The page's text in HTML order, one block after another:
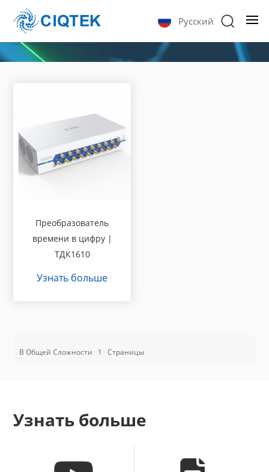
Русский
Преобразователь
времени в цифру |
ТДК1610
Узнать больше
В Общей Сложности 1 Страницы
Узнать больше